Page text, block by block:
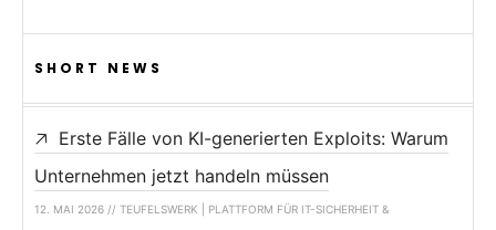
SHORT NEWS
Erste Fälle von KI-generierten Exploits: Warum
Unternehmen jetzt handeln müssen
12. MAI 2026 // TEUFELSWERK | PLATTFORM FÜR IT-SICHERHEIT &